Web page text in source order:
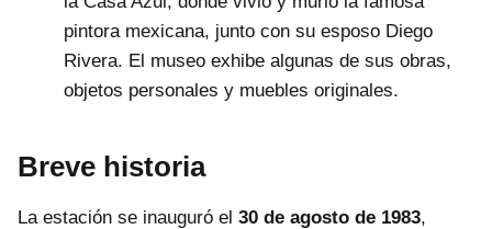
pintora mexicana, junto con su esposo Diego
Rivera. El museo exhibe algunas de sus obras,
objetos personales y muebles originales.
Breve historia
La estación se inauguró el 30 de agosto de 1983,